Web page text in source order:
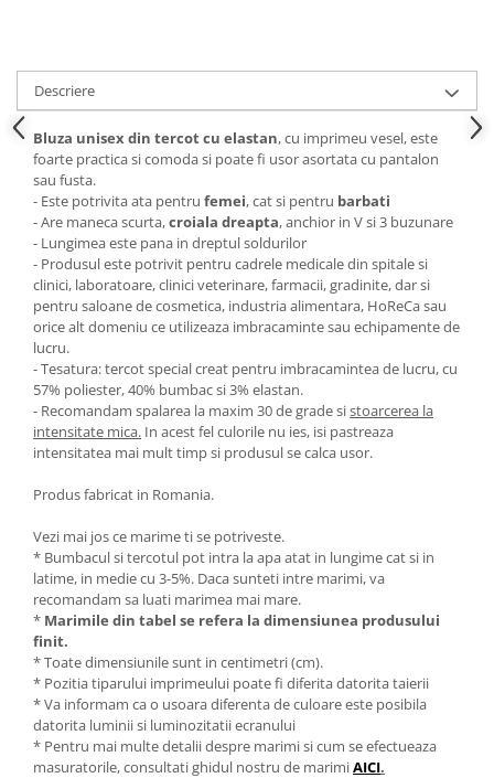
Descriere
Bluza unisex din tercot cu elastan, cu imprimeu vesel, este
foarte practica si comoda si poate fi usor asortata cu pantalon
sau fusta.
- Este potrivita ata pentru femei, cat si pentru barbati
- Are maneca scurta,croiala dreapta, anchior in V si 3 buzunare
- Lungimea este pana in dreptul soldurilor
- Produsul este potrivit pentru cadrele medicale din spitale si
clinici, laboratoare, clinici veterinare, farmacii, gradinite, dar si
pentru saloane de cosmetica, industria alimentara, HoReCa sau
orice alt domeniu ce utilizeaza imbracaminte sau echipamente de
lucru.
- Tesatura: tercot special creat pentru imbracamintea de lucru, cu
57% poliester, 40% bumbac si 3% elastan.
- Recomandam spalarea la maxim 30 de grade sistoarcerea la
intensitate mica. In acest fel culorile nu ies, isi pastreaza
intensitatea mai mult timp si produsul se calca usor.
Produs fabricat in Romania.
Vezi mai jos ce marime ti se potriveste.
* Bumbacul si tercotul pot intra la apa atat in lungime cat si in
latime, in medie cu 3-5%. Daca sunteti intre marimi, va
recomandam sa luati marimea mai mare.
* Marimile din tabel se refera la dimensiunea produsului
finit.
* Toate dimensiunile sunt in centimetri (cm).
* Pozitia tiparului imprimeului poate fi diferita datorita taierii
* Va informam ca o usoara diferenta de culoare este posibila
datorita luminii si luminozitatii ecranului
* Pentru mai multe detalii despre marimi si cum se efectueaza
masuratorile, consultati ghidul nostru de marimiAICI.